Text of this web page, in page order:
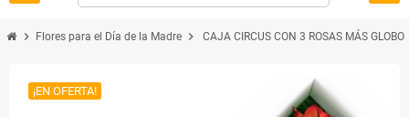
chevron_right Flores para el Día de la Madre chevron_right CAJA CIRCUS CON 3 ROSAS MÁS
¡EN OFERTA!